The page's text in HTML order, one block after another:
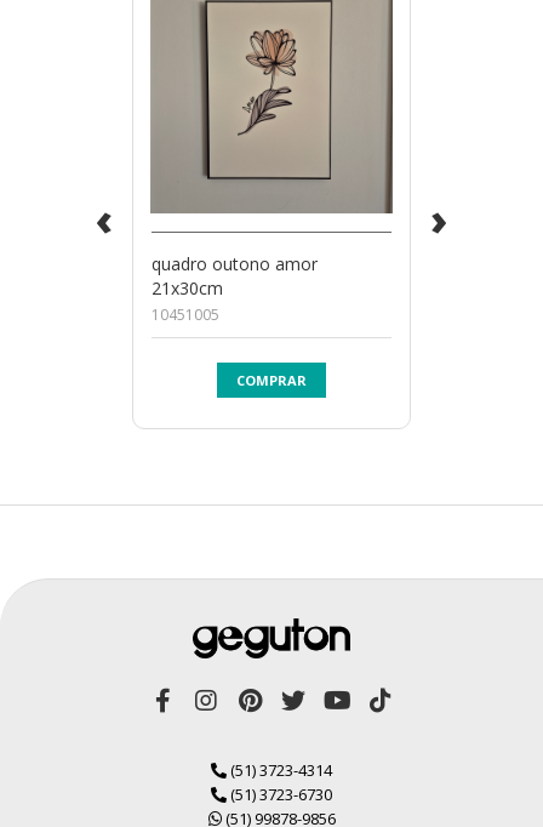
quadro outono amor
21x30cm
10451005
COMPRAR
‹ ›
(51) 3723-4314
(51) 3723-6730
(51) 99878-9856